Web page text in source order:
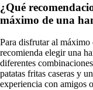
¿Qué
máximo de una
Para disfrutar al máximo
recomienda elegir una
diferentes
patatas fritas caseras y
experiencia con amigos